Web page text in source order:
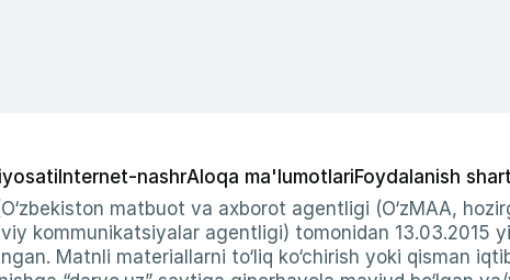
Internet-nashrAloqa ma'lumotlariFoydalanish
matbuot va axborot agentligi (O‘zMAA,
kommunikatsiyalar agentligi) tomonidan 13.03.2015
Matnli materiallarni to‘liq ko‘chirish yoki qisman